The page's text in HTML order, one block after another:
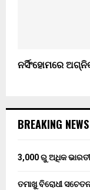
ନର୍ସିଂହୋମରେ
BREAKING NEWS
3,000 ରୁ ଅଧିକ
ତମାଖୁ ବିରୋଧୀ